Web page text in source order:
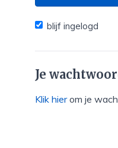
blijf ingelogd
Je
Klik hierom je